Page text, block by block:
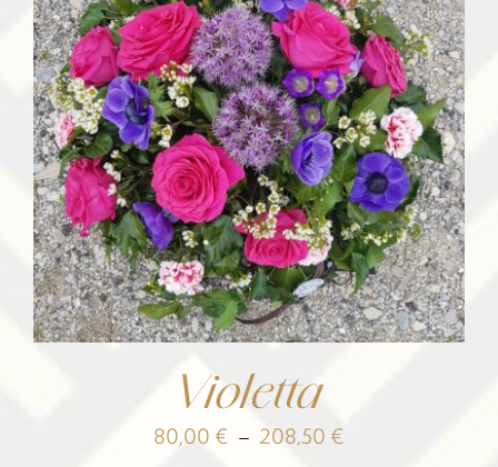
Violetta
80,00 € – 208,50 €